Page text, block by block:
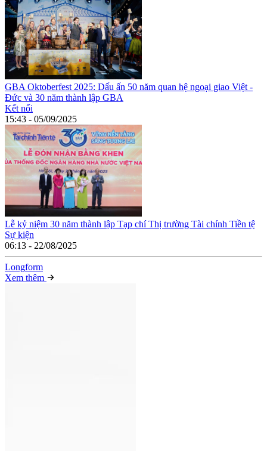
GBA Oktoberfest 2025: Dấu ấn 50 năm quan hệ ngoại giao Việt -
Đức và 30 năm thành lập GBA
Kết nối
15:43 - 05/09/2025
Lễ kỷ niệm 30 năm thành lập Tạp chí Thị trường Tài chính Tiền tệ
Sự kiện
06:13 - 22/08/2025
Longform
Xem thêm